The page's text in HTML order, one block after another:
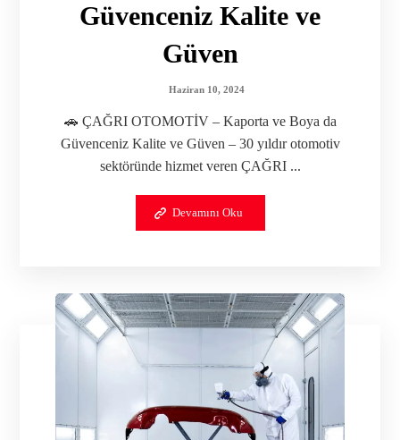
Güvenceniz Kalite ve
Güven
Haziran 10, 2024
🚗 ÇAĞRI OTOMOTİV – Kaporta ve Boya da
Güvenceniz Kalite ve Güven – 30 yıldır otomotiv
sektöründe hizmet veren ÇAĞRI ...
Devamını Oku